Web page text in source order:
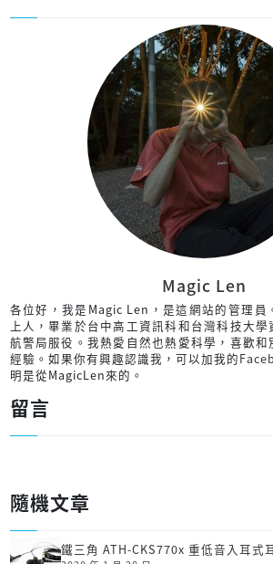
Magic Len
各位好，我是Magic Len，是這網站的管理員
上人，畢業於台中高工資訊科和台灣科技大
航警局服役。我熱愛自然也熱愛科學，喜歡
經驗。如果你有興趣認識我，可以加我的
明是從MagicLen來的。
留言
隨機文章
鐵三角 ATH-CKS770x 重低音入耳式